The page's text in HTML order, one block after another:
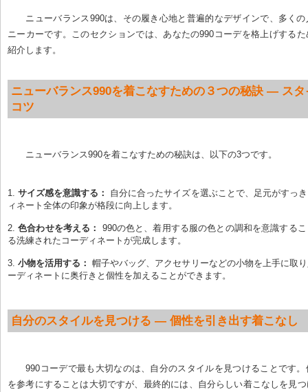
ニューバランス990は、その履き心地と普遍的なデザインで、多く
ニーカーです。このセクションでは、あなたの990コーデを格上げする
紹介します。
ニューバランス990を着こなすための３つの秘訣 — ス
コツ
ニューバランス990を着こなすための秘訣は、以下の3つです。
サイズ感を意識する：
自分に合ったサイズを選ぶことで、足元がすっ
ィネート全体の印象が格段に向上します。
色合わせを考える：
990の色と、着用する服の色との調和を意識する
る洗練されたコーディネートが完成します。
小物を活用する： 帽子やバッグ、アクセサリーなどの小物を上手に取
ーディネートに奥行きと個性を加えることができます。
自分のスタイルを見つける — 個性を引き出す着こなし
990コーデで最も大切なのは、自分のスタイルを見つけることです
を参考にすることは大切ですが、最終的には、自分らしい着こなしを見